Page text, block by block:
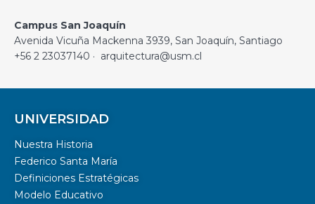
Campus San Joaquín
Avenida Vicuña Mackenna 3939, San Joaquín, Santiago
+56 2 23037140 · arquitectura@usm.cl
UNIVERSIDAD
Nuestra Historia
Federico Santa María
Definiciones Estratégicas
Modelo Educativo